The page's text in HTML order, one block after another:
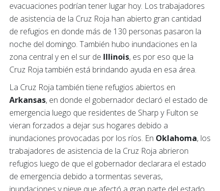
evacuaciones podrían tener lugar hoy. Los trabajadores
de asistencia de la Cruz Roja han abierto gran cantidad
de refugios en donde más de 130 personas pasaron la
noche del domingo. También hubo inundaciones en la
zona central y en el sur de Illinois, es por eso que la
Cruz Roja también está brindando ayuda en esa área.
La Cruz Roja también tiene refugios abiertos en
Arkansas, en donde el gobernador declaró el estado de
emergencia luego que residentes de Sharp y Fulton se
vieran forzados a dejar sus hogares debido a
inundaciones provocadas por los ríos. En Oklahoma, los
trabajadores de asistencia de la Cruz Roja abrieron
refugios luego de que el gobernador declarara el estado
de emergencia debido a tormentas severas,